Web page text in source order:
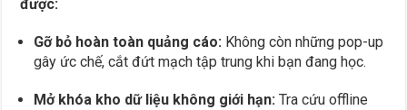
được:
Gỡ bỏ hoàn toàn quảng cáo: Không còn những pop-up
gây ức chế, cắt đứt mạch tập trung khi bạn đang học.
Mở khóa kho dữ liệu không giới hạn: Tra cứu offline